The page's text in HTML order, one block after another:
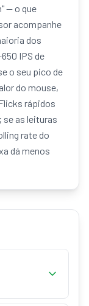
— o que
acompanhe
dos
IPS de
o seu pico de
do mouse,
rápidos
se as leituras
rate do
dá menos